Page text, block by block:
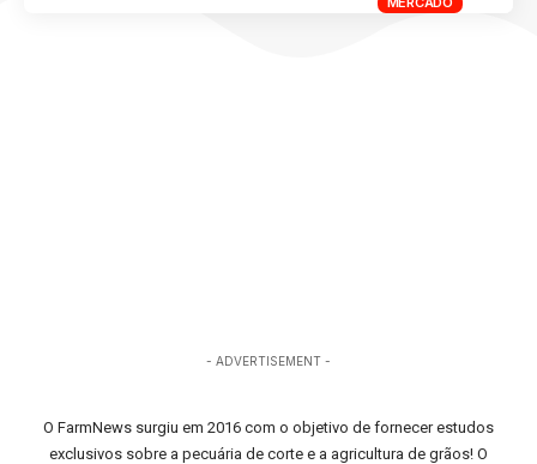
- ADVERTISEMENT -
O FarmNews surgiu em 2016 com o objetivo de fornecer estudos
exclusivos sobre a pecuária de corte e a agricultura de grãos! O